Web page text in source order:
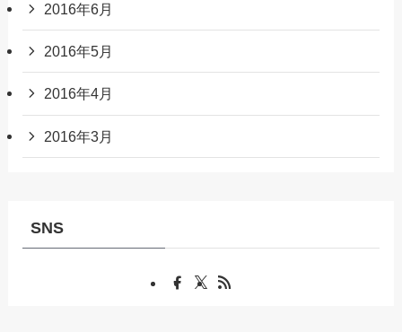
2016年6月
2016年5月
2016年4月
2016年3月
SNS